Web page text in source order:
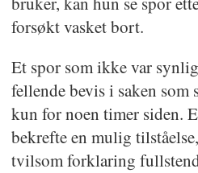
forsøkt vasket bort.
Et spor som ikke var
fellende bevis i saken som
kun for noen timer siden.
bekrefte en mulig
tvilsom forklaring